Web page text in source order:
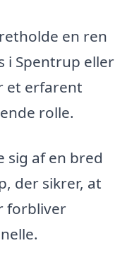
en ren
i Spentrup eller
et erfarent
rolle.
sig af en bred
der sikrer, at
forbliver